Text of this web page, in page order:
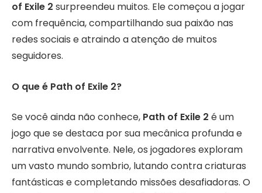
of Exile 2 surpreendeu muitos. Ele começou a jogar
com frequência, compartilhando sua paixão nas
redes sociais e atraindo a atenção de muitos
seguidores.
O que é Path of Exile 2?
Se você ainda não conhece, Path of Exile 2 é um
jogo que se destaca por sua mecânica profunda e
narrativa envolvente. Nele, os jogadores exploram
um vasto mundo sombrio, lutando contra criaturas
fantásticas e completando missões desafiadoras. O